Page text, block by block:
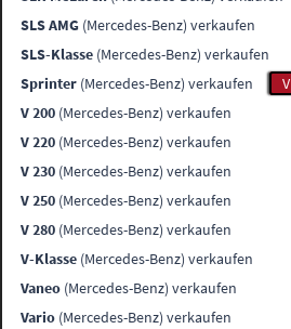
SLS AMG (Mercedes-Benz) verkaufen
SLS-Klasse (Mercedes-Benz) verkaufen
Sprinter (Mercedes-Benz) verkaufen
V
V 200 (Mercedes-Benz) verkaufen
V 220 (Mercedes-Benz) verkaufen
V 230 (Mercedes-Benz) verkaufen
V 250 (Mercedes-Benz) verkaufen
V 280 (Mercedes-Benz) verkaufen
V-Klasse (Mercedes-Benz) verkaufen
Vaneo (Mercedes-Benz) verkaufen
Vario (Mercedes-Benz) verkaufen